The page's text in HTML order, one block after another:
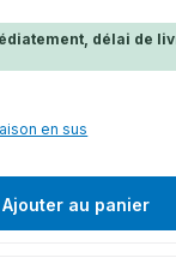
délai de
en sus
Ajouter au panier